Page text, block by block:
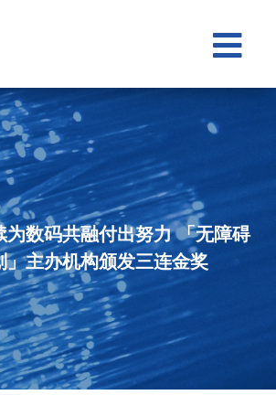

为数码共融付出努力 「无障碍
」主办机构颁发三连金奖